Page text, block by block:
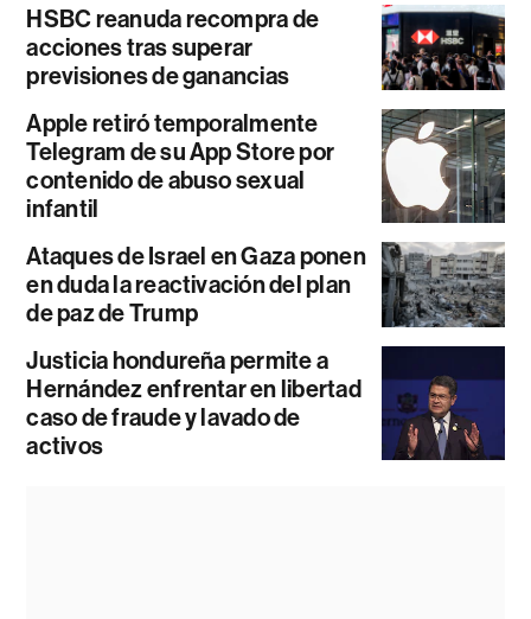
HSBC reanuda recompra de
acciones tras superar
previsiones de ganancias
Apple retiró temporalmente
Telegram de su App Store por
contenido de abuso sexual
infantil
Ataques de Israel en Gaza ponen
en duda la reactivación del plan
de paz de Trump
Justicia hondureña permite a
Hernández enfrentar en libertad
caso de fraude y lavado de
activos